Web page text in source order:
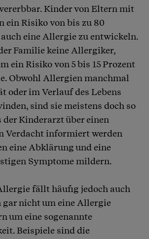
Kinder von Eltern mit
ein Risiko von bis zu 80
eine Allergie zu entwickeln.
Familie keine Allergiker,
ein Risiko von 5 bis 15 Prozent
Obwohl Allergien manchmal
oder im Verlauf des Lebens
sind sie meistens doch so
der Kinderarzt über einen
Verdacht informiert werden
eine Abklärung und eine
Symptome mildern.
fällt häufig jedoch auch
gar nicht um eine Allergie
um eine sogenannte
Beispiele sind die